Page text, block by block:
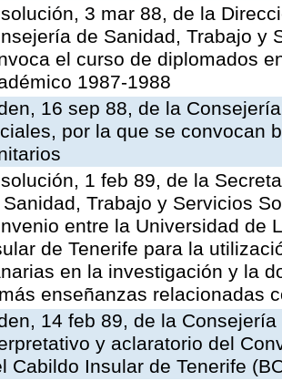
3 mar 88, de la
de Sanidad, Trabajo y
el curso de diplomados
1987-1988
16 sep 88, de la
por la que se convocan
1 feb 89, de la
Trabajo y Servicios
entre la Universidad de
de Tenerife para la
en la investigación y la
enseñanzas relacionadas
14 feb 89, de la
y aclaratorio del
Cabildo Insular de Tenerife